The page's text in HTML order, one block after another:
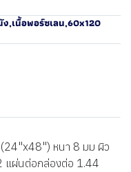
,เนื้อพอร์ซเลน,60x120
หนา 8 มม ผิว
แผ่นต่อกล่องต่อ 1.44